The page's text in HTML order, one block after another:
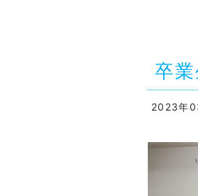
卒
2023年